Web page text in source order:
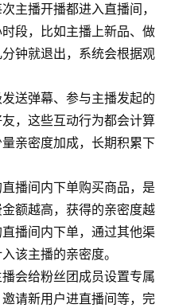
主播开播都进入直播间，
段，比如主播上新品、做
钟就退出，系统会根据观
送弹幕、参与主播发起的
，这些互动行为都会计算
亲密度加成，长期积累下
播间内下单购买商品，是
额越高，获得的亲密度越
播间内下单，通过其他渠
该主播的亲密度。
播会给粉丝团成员设置专属
请新用户进直播间等，完